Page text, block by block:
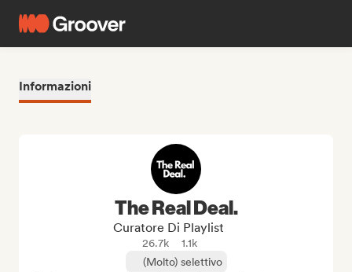
Informazioni
The Real Deal.
Curatore Di Playlist
26.7k
1.1k
(Molto) selettivo